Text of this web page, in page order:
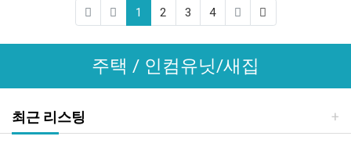
1 (current)
2 3 4
주택 / 인컴유닛/새집
최근 리스팅